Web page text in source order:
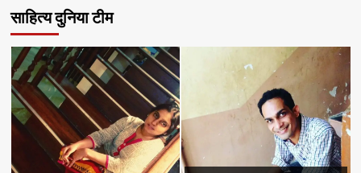
साहित्य दुनिया टीम